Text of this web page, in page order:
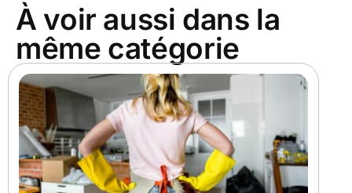
À voir aussi dans la
même catégorie